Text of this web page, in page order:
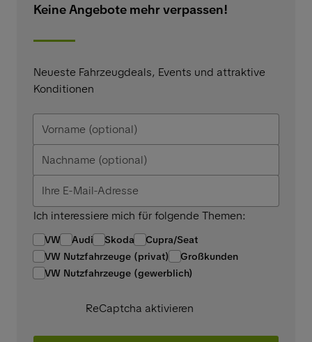
Keine Angebote mehr verpassen!
Neueste Fahrzeugdeals, Events und attraktive
Konditionen
Ich interessiere mich für folgende Themen:
VW Audi Skoda
Cupra/Seat
VW Nutzfahrzeuge (privat)
Großkunden
VW Nutzfahrzeuge (gewerblich)
ReCaptcha aktivieren